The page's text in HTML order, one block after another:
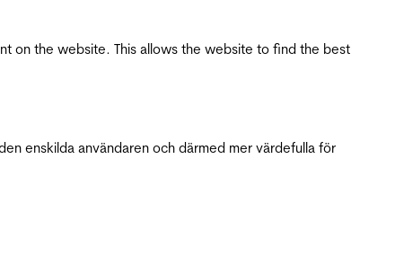
on the website. This allows the website to find the best
enskilda användaren och därmed mer värdefulla för